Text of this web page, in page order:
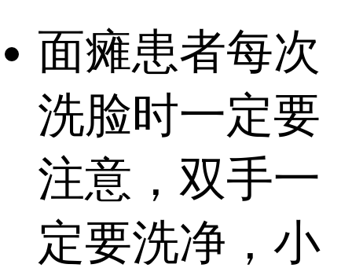
面瘫患者每次
洗脸时一定要
注意，双手一
定要洗净，小